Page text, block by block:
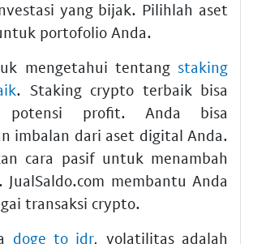
yang bijak. Pilihlah aset
portofolio Anda.
mengetahui tentang staking
. Staking crypto terbaik bisa
potensi profit. Anda bisa
imbalan dari aset digital Anda.
cara pasif untuk menambah
JualSaldo.com membantu Anda
transaksi crypto.
doge to idr, volatilitas adalah